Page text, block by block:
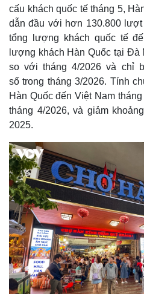
cấu khách quốc tế tháng 5,
dẫn đầu với hơn 130.800 lượt
tổng lượng khách quốc tế
lượng khách Hàn Quốc tại Đà
so với tháng 4/2026 và chỉ
số trong tháng 3/2026. Tính
Hàn Quốc đến Việt Nam
tháng 4/2026, và giảm
2025.